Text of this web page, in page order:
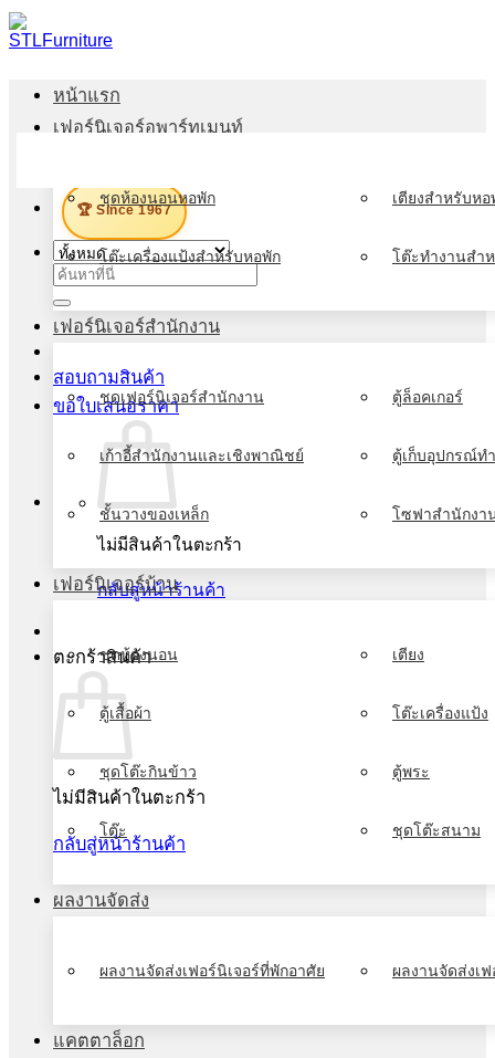
ข้าม
ไป
เนื้อหา
🏆 Since 1967
ค้นหา:
สอบถามสินค้า
ขอใบเสนอราคา
ไม่มีสินค้าในตะกร้า
กลับสู่หน้าร้านค้า
ตะกร้าสินค้า
ไม่มีสินค้าในตะกร้า
กลับสู่หน้าร้านค้า
หน้าแรก
เฟอร์นิเจอร์อพาร์ทเมนท์
ชุดห้องนอนหอพัก เตียงสำหรับหอ
โต๊ะเครื่องแป้งสำหรับหอพัก โต๊ะทำงานสำ
เฟอร์นิเจอร์สำนักงาน
ชุดเฟอร์นิเจอร์สำนักงาน ตู้ล็อคเกอร์
เก้าอี้สำนักงานและเชิงพาณิชย์ ตู้เก็บอุปกรณ์ท
ชั้นวางของเหล็ก โซฟาสำนักงา
เฟอร์นิเจอร์บ้าน
ชุดห้องนอน เตียง
ตู้เสื้อผ้า โต๊ะเครื่องแป้ง
ชุดโต๊ะกินข้าว ตู้พระ
โต๊ะ ชุดโต๊ะสนาม
ผลงานจัดส่ง
ผลงานจัดส่งเฟอร์นิเจอร์ที่พักอาศัย ผลงานจัดส่งเ
แคตตาล็อก